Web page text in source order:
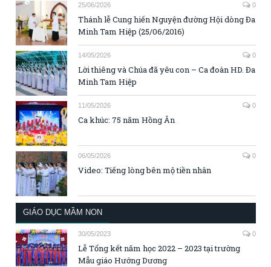
25/06/2026 0
Thánh lễ Cung hiến Nguyện đường Hội dòng Đa
Minh Tam Hiệp (25/06/2016)
14/05/2026 0
Lời thiêng và Chúa đã yêu con – Ca đoàn HD. Đa
Minh Tam Hiệp
11/05/2026 0
Ca khúc: 75 năm Hồng Ân
06/05/2026 0
Video: Tiếng lòng bên mộ tiền nhân
GIÁO DỤC MẦM NON
30/05/2023 0
Lễ Tổng kết năm học 2022 – 2023 tại trường
Mẫu giáo Hướng Dương